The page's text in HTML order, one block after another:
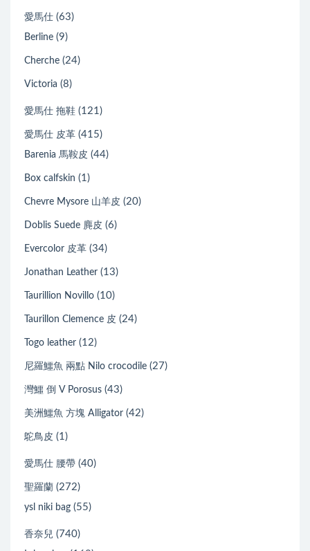
愛馬仕 (63)
Berline (9)
Cherche (24)
Victoria (8)
愛馬仕 拖鞋 (121)
愛馬仕 皮革 (415)
Barenia 馬鞍皮 (44)
Box calfskin (1)
Chevre Mysore 山羊皮 (20)
Doblis Suede 麂皮 (6)
Evercolor 皮革 (34)
Jonathan Leather (13)
Taurillion Novillo (10)
Taurillon Clemence 皮 (24)
Togo leather (12)
尼羅鱷魚 兩點 Nilo crocodile (27)
灣鱷 倒 V Porosus (43)
美洲鱷魚 方塊 Alligator (42)
鴕鳥皮 (1)
愛馬仕 腰帶 (40)
聖羅蘭 (272)
ysl niki bag (55)
香奈兒 (740)